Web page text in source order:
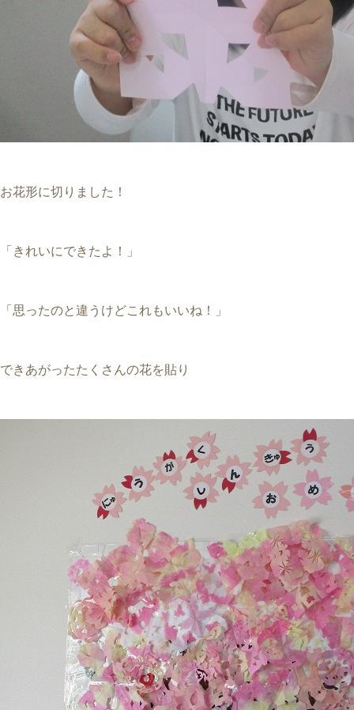
お花形に切りました！
「きれいにできたよ！」
「思ったのと違うけどこれもいいね！」
できあがったたくさんの花を貼り